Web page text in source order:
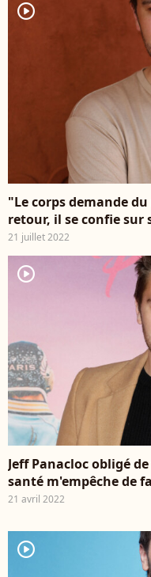
player2
"Le corps demande
retour, il se confie sur
21 juillet 2022
player2
Jeff Panacloc obligé
santé m'empêche de
21 avril 2022
player2